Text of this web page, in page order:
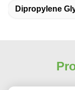
Dipropylene